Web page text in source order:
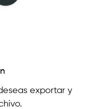
exportar y